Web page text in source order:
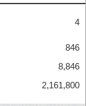
4
846
8,846
2,161,800